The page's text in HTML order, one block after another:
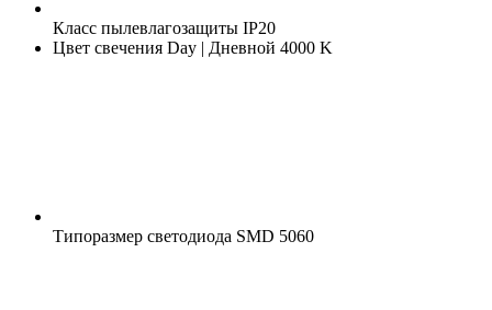
Класс пылевлагозащиты IP20
Цвет свечения Day | Дневной 4000 K
Типоразмер светодиода SMD 5060